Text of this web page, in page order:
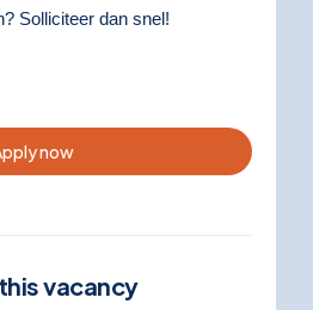
Solliciteer dan snel!
now
vacancy